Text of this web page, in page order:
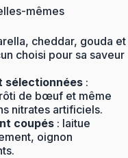
mêmes
cheddar, gouda et
choisi pour sa saveur
sélectionnées :
de bœuf et même
nitrates artificiels.
coupés : laitue
oignon